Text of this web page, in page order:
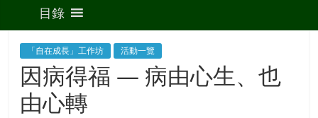
「自在成長」工作坊 活動一覽
因病得福 — 病由心生、也
由心轉